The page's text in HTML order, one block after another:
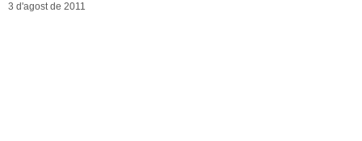
3 d'agost de 2011